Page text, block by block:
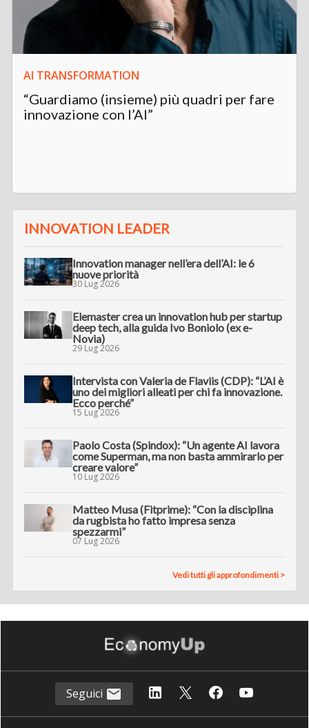
AI TRANSFORMATION
“Guardiamo (insieme) più quadri per fare
innovazione con l’AI”
INNOVATION LEADER
Innovation manager nell’era dell’AI: le 6
nuove priorità
30 Lug 2026
Elemaster crea un innovation hub per startup
deep tech, alla guida Ivo Boniolo (ex e-
Novia)
29 Lug 2026
Intervista con Valeria de Flaviis (CDP): “L’AI è
uno dei migliori alleati per chi fa innovazione.
Ecco perché”
15 Lug 2026
Paolo Costa (Spindox): “Un agente AI lavora
come Superman, ma non basta ammirarlo per
creare valore”
10 Lug 2026
Matteo Musa (Fitprime): “Con la disciplina
da rugbista ho fatto impresa senza
spezzarmi”
07 Lug 2026
Vedi tutti gli approfondimenti >
Seguici